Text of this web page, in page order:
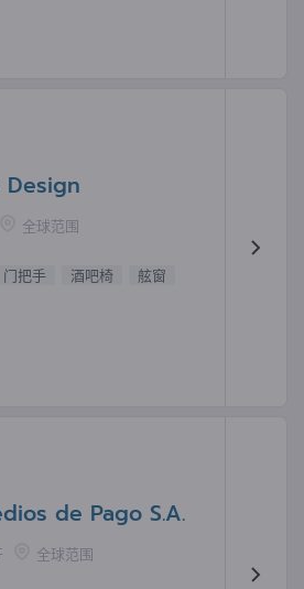
全球范围
门把手 酒吧椅
舷窗
de Pago S.A.
全球范围